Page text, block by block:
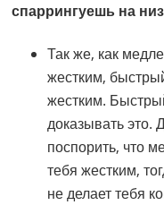
спаррингуешь на
Так же, как
жестким,
жестким.
доказывать
поспорить, что
тебя жестким,
не делает тебя